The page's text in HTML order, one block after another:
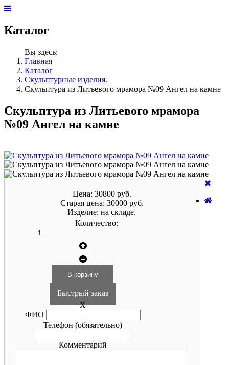
Каталог
Вы здесь:
Главная
Каталог
Скульптурные изделия.
Скульптура из Литьевого мрамора №09 Ангел на камне
Скульптура из Литьевого мрамора
№09 Ангел на камне
Цена: 30800 руб.
Старая цена: 30000 руб.
Изделие: на складе.
Количество:
Быстрый заказ
X
ФИО
Телефон (обязательно)
Комментарий